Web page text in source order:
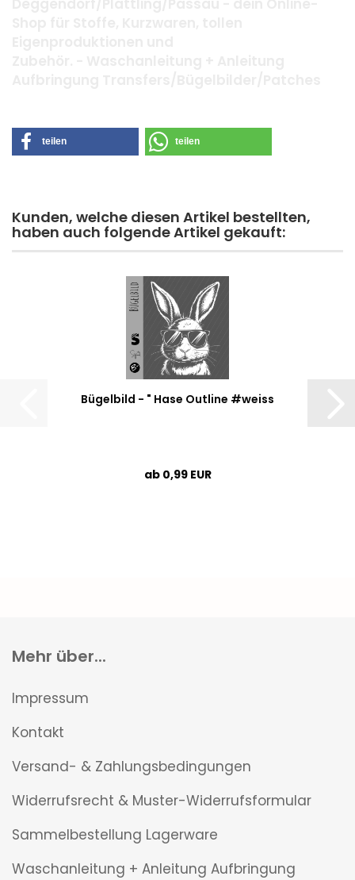
teilen teilen
Kunden, welche diesen Artikel bestellten,
haben auch folgende Artikel gekauft:
Bügelbild - " Hase Outline #weiss
ab 0,99 EUR
Mehr über...
Impressum
Kontakt
Versand- & Zahlungsbedingungen
Widerrufsrecht & Muster-Widerrufsformular
Sammelbestellung Lagerware
Waschanleitung + Anleitung Aufbringung